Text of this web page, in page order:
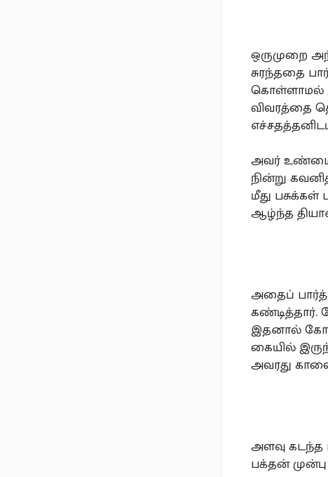
ஒருமுறை
சுரந்ததை
கொள்ளாமல்
விவரத்தை
அவர்
நின்று
மீது
ஆழ்ந்த
அதைப்
கண்டித்தார்.
இதனால்
கையில்
அவரது
அளவு
பக்தன்